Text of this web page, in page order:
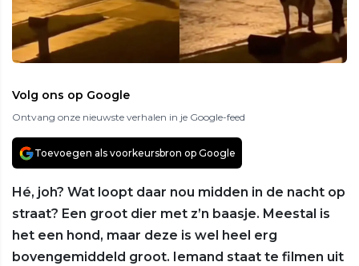
Volg ons op Google
Ontvang onze nieuwste verhalen in je Google-feed
Toevoegen als voorkeursbron op Google
Hé, joh? Wat loopt daar nou midden in de nacht op
straat? Een groot dier met z’n baasje. Meestal is
het een hond, maar deze is wel heel erg
bovengemiddeld groot. Iemand staat te filmen uit